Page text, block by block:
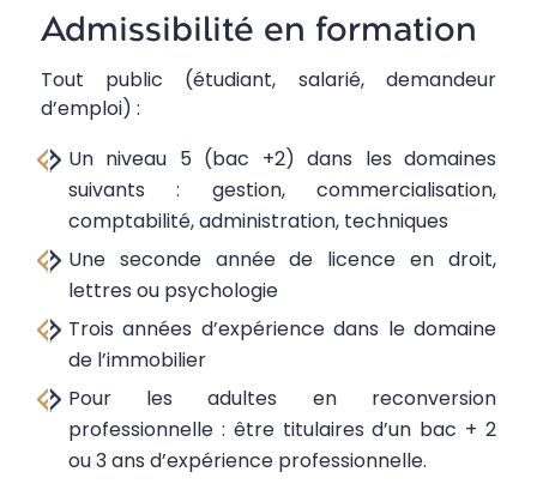
Admissibilité en formation
Tout public (étudiant, salarié, demandeur
d’emploi) :
Un niveau 5 (bac +2) dans les domaines
suivants : gestion, commercialisation,
comptabilité, administration, techniques
Une seconde année de licence en droit,
lettres ou psychologie
Trois années d’expérience dans le domaine
de l’immobilier
Pour les adultes en reconversion
professionnelle : être titulaires d’un bac + 2
ou 3 ans d’expérience professionnelle.